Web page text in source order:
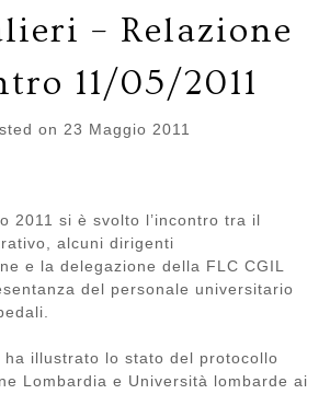
– Relazione
11/05/2011
on 23 Maggio 2011
2011 si è svolto l’incontro tra il
alcuni dirigenti
e la delegazione della FLC CGIL
del personale universitario
ha illustrato lo stato del protocollo
Lombardia e Università lombarde ai